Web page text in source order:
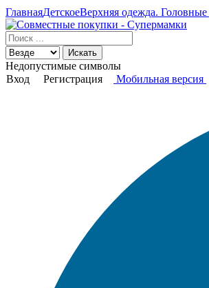
ГлавнаяДетскоеВерхняя одежда.
Искать
Недопустимые символы
Вход
Регистрация Мобильная версия